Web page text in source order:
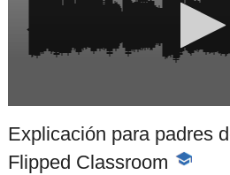
Explicación para padres
Flipped Classroom
-